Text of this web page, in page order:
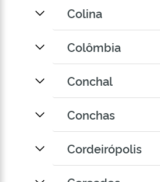
Colina
Colômbia
Conchal
Conchas
Cordeirópolis